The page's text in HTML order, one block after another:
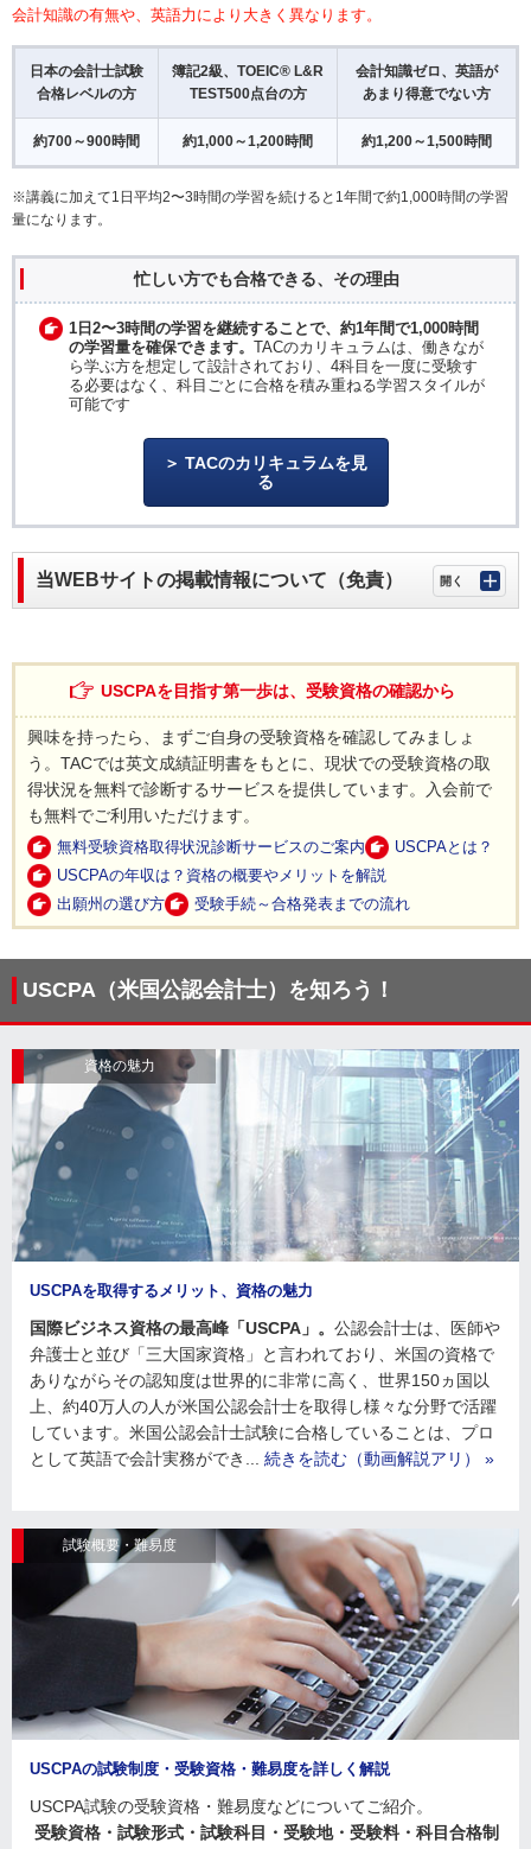
会計知識の有無や、英語力により大きく異なります。
日本の会計士試験
合格レベルの方
簿記2級、TOEIC® L&R
TEST500点台の方
会計知識ゼロ、英語が
あまり得意でない方
約700～900時間 約1,000～1,200時間 約1,200～1,500時間
※講義に加えて1日平均2〜3時間の学習を続けると1年間で約1,000時間の学習
量になります。
忙しい方でも合格できる、その理由
1日2〜3時間の学習を継続することで、約1年間で1,000時間
の学習量を確保できます。 TACのカリキュラムは、働きなが
ら学ぶ方を想定して設計されており、4科目を一度に受験す
る必要はなく、科目ごとに合格を積み重ねる学習スタイルが
可能です
TACのカリキュラムを見
る
当WEBサイトの掲載情報について（免責）
USCPAを目指す第一歩は、受験資格の確認から
興味を持ったら、まずご自身の受験資格を確認してみましょ
う。TACでは英文成績証明書をもとに、現状での受験資格の取
得状況を無料で診断するサービスを提供しています。入会前で
も無料でご利用いただけます。
無料受験資格取得状況診断サービスのご案内
USCPAとは？
USCPAの年収は？資格の概要やメリットを解説
出願州の選び方
受験手続～合格発表までの流れ
USCPA（米国公認会計士）を知ろう！
資格の魅力
USCPAを取得するメリット、資格の魅力
国際ビジネス資格の最高峰「USCPA」。 公認会計士は、医師や
弁護士と並び「三大国家資格」と言われており、米国の資格で
ありながらその認知度は世界的に非常に高く、世界150ヵ国以
上、約40万人の人が米国公認会計士を取得し様々な分野で活躍
しています。米国公認会計士試験に合格していることは、プロ
として英語で会計実務ができ... 続きを読む（動画解説アリ） »
試験概要・難易度
USCPAの試験制度・受験資格・難易度を詳しく解説
USCPA試験の受験資格・難易度などについてご紹介。
受験資格・試験形式・試験科目・受験地・受験料・科目合格制